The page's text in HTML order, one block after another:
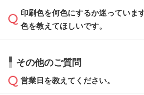
方」をご確認ください。
ムへ添付いただくか、担当スタ
でお送りください。
い合わせください。
なお、印刷用データの作り方に関
データ作成でお困りの際には、
サポートいたしますのでお気軽に
から添付してお送りください。
印刷色を何色にするか迷っていま
色を教えてほしいです。
お見積・ご注文・
相談いただきますと、担当スタッ
ご希望や商品の本体色を確認し、
その他のご質問
営業日を教えてください。